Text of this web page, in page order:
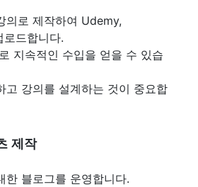
의로 제작하여 Udemy,
드합니다.
지속적인 수입을 얻을 수 있습
고 강의를 설계하는 것이 중요합
제작
한 블로그를 운영합니다.